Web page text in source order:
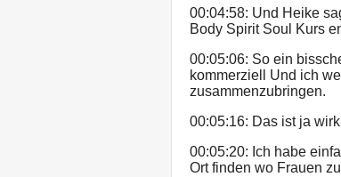
00:04:58: Und Heike
Body Spirit Soul Kurs
00:05:06: So ein
kommerziell Und ich
zusammenzubringen.
00:05:16: Das ist ja
00:05:20: Ich habe
Ort finden wo Frauen